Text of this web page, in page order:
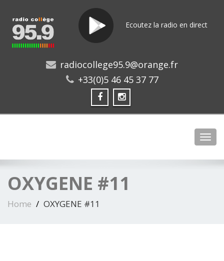
Ecoutez la radio en direct
radiocollege95.9@orange.fr
+33(0)5 46 45 37 77
OXYGENE #11
Home OXYGENE #11